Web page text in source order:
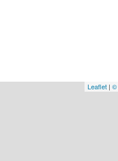
Leaflet | ©